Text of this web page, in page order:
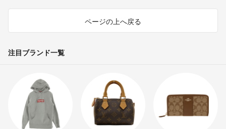
ページの上へ戻る
注目ブランド一覧